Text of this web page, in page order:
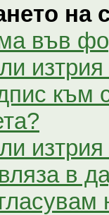
на
във
към
изтрия
в